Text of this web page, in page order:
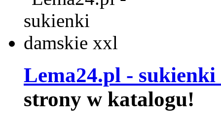
Lema24.pl -
strony w katalogu!